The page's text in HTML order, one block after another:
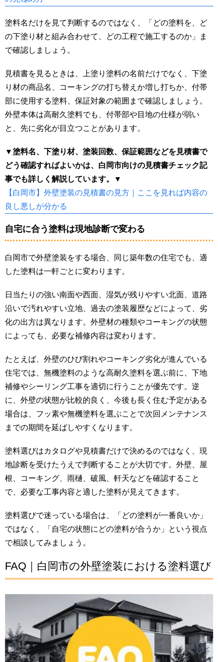
塗料名だけを見て判断するのではなく、「どの塗料を、ど
の下塗り材と組み合わせて、どの工程で施工するのか」ま
で確認しましょう。
見積書を見るときは、上塗り塗料の名前だけでなく、下塗
り材の商品名、コーキングの打ち替えか増し打ちか、付帯
部に使用する塗料、保証対象の範囲まで確認しましょう。
外壁本体は高耐久塗料でも、付帯部や目地の仕様が弱い
と、先に劣化が目立つことがあります。
▼塗料名、下塗り材、塗装回数、保証範囲などを見積書で
どう確認すればよいかは、白岡市向けの見積書チェック記
事でも詳しく解説しています。▼
【白岡市】外壁塗装の見積書の見方｜ここを見れば内容の
良し悪しが分かる
自宅に合う塗料は現地診断で変わる
白岡市で外壁塗装をする場合、同じ築年数の住宅でも、適
した塗料は一軒ごとに変わります。
日当たりの強い南面や西面、湿気が残りやすい北面、道路
沿いで汚れやすい立地、過去の塗装履歴などによって、劣
化の出方は異なります。外壁材の種類やコーキングの状態
によっても、必要な補修内容は変わります。
たとえば、外壁のひび割れやコーキング劣化が進んでいる
住宅では、無機塗料のような高耐久塗料を選ぶ前に、下地
補修やシーリング工事を適切に行うことが優先です。逆
に、外壁の状態が比較的良く、今後も長く住む予定がある
場合は、フッ素や無機塗料を選ぶことで次回メンテナンス
までの期間を延ばしやすくなります。
塗料選びはカタログや見積書だけで決めるのではなく、現
地診断を受けたうえで判断することが大切です。外壁、屋
根、コーキング、雨樋、破風、軒天などを確認すること
で、必要な工事内容と適した塗料が見えてきます。
塗料選びで迷っている場合は、「どの塗料が一番良いか」
ではなく、「自宅の状態にどの塗料が合うか」という視点
で相談してみましょう。
FAQ｜白岡市の外壁塗装における塗料選び